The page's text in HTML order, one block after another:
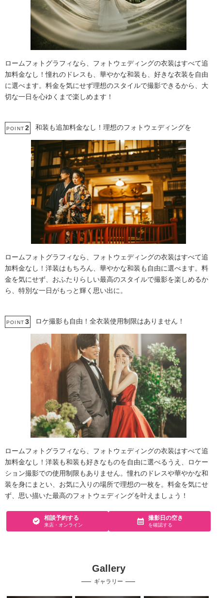
ロームフォトグラフィなら、フォトウェディングの衣装はすべて追
加料金なし！憧れのドレスも、華やかな和装も、好きな衣装を自由
に選べます。料金を気にせず理想のスタイルで撮影できるから、大
切な一日を心ゆくまで楽しめます！
POINT 2 和装も追加料金なし！理想のフォトウェディングを
ロームフォトグラフィなら、フォトウェディングの衣装はすべて追
加料金なし！洋装はもちろん、華やかな和装も自由に選べます。料
金を気にせず、おふたりらしい最高のスタイルで撮影を楽しめるか
ら、特別な一日がもっと輝く思い出に。
POINT 3 ロケ撮影も自由！全衣装使用制限はありません！
ロームフォトグラフィなら、フォトウェディングの衣装はすべて追
加料金なし！洋装も和装も好きなものを自由に選べるうえ、ロケー
ション撮影での使用制限もありません。憧れのドレスや華やかな和
装を身にまとい、お気に入りの場所で理想の一枚を。料金を気にせ
ず、思い描いた最高のフォトウェディングを叶えましょう！
相談予約する
来店・オンライン
撮影日の空き
を確認する
Gallery
ギャラリー